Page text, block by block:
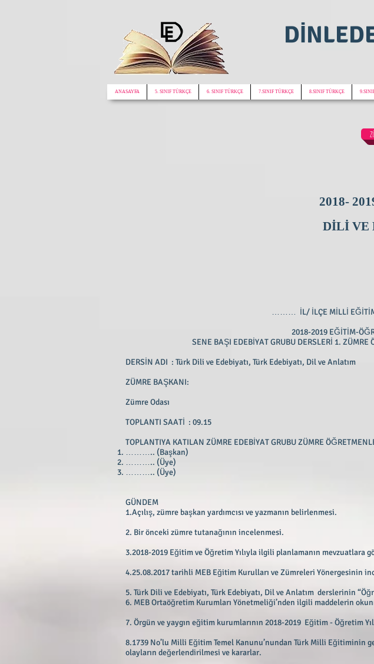
ANASAYFA 5. SINIF TÜRKÇE 6. SINIF TÜRKÇE 7.SINIF TÜRKÇE 8.SINIF TÜRKÇE
2018-
DİLİ VE
……… İL/ İLÇE MİLLİ
2018-2019 EĞİTİM-
SENE BAŞI EDEBİYAT GRUBU DERSLERİ 1.
DERSİN ADI : Türk Dili ve Edebiyatı, Türk Edebiyatı,
ZÜMRE BAŞKANI:
Zümre Odası
TOPLANTI SAATİ : 09.15
TOPLANTIYA KATILAN ZÜMRE EDEBİYAT GRUBU ZÜMRE
……….. (Başkan)
……….. (Üye)
……….. (Üye)
GÜNDEM
1.Açılış, zümre başkan yardımcısı ve yazmanın belirlenmesi.
2. Bir önceki zümre tutanağının incelenmesi.
3.2018-2019 Eğitim ve Öğretim Yılıyla ilgili planlamanın mevzuatlara
4.25.08.2017 tarihli MEB Eğitim Kurulları ve Zümreleri Yönergesinin
5. Türk Dili ve Edebiyatı, Türk Edebiyatı, Dil ve Anlatım derslerinin
6. MEB Ortaöğretim Kurumları Yönetmeliği’nden ilgili maddelerin
7. Örgün ve yaygın eğitim kurumlarının 2018-2019 Eğitim - Öğretim
8.1739 No’lu Milli Eğitim Temel Kanunu’nundan Türk Milli Eğitiminin
olayların değerlendirilmesi ve kararlar.